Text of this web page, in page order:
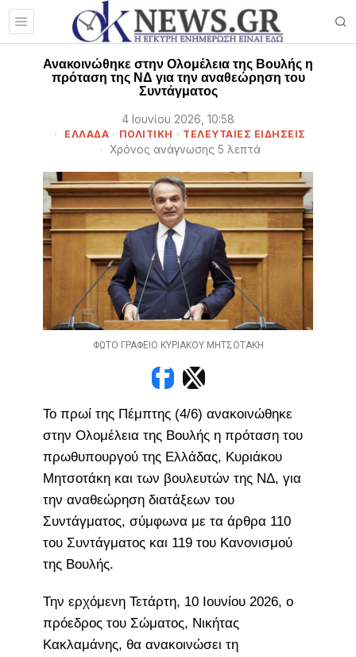
Ανακοινώθηκε στην Ολομέλεια της Βουλής η
πρόταση της ΝΔ για την αναθεώρηση του
Συντάγματος
4 Ιουνίου 2026, 10:58
ΕΛΛΑΔΑ · ΠΟΛΙΤΙΚΗ · ΤΕΛΕΥΤΑΙΕΣ ΕΙΔΗΣΕΙΣ
Χρόνος ανάγνωσης 5 λεπτά
ΦΩΤΟ ΓΡΑΦΕΙΟ ΚΥΡΙΑΚΟΥ ΜΗΤΣΟΤΑΚΗ
Το πρωί της Πέμπτης (4/6) ανακοινώθηκε
στην Ολομέλεια της Βουλής η πρόταση του
πρωθυπουργού της Ελλάδας, Κυριάκου
Μητσοτάκη και των βουλευτών της ΝΔ, για
την αναθεώρηση διατάξεων του
Συντάγματος, σύμφωνα με τα άρθρα 110
του Συντάγματος και 119 του Κανονισμού
της Βουλής.
Την ερχόμενη Τετάρτη, 10 Ιουνίου 2026, ο
πρόεδρος του Σώματος, Νικήτας
Κακλαμάνης, θα ανακοινώσει τη